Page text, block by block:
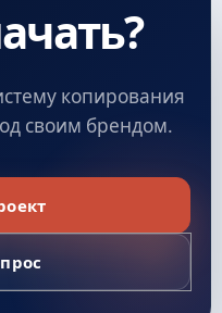
копирования
своим брендом.